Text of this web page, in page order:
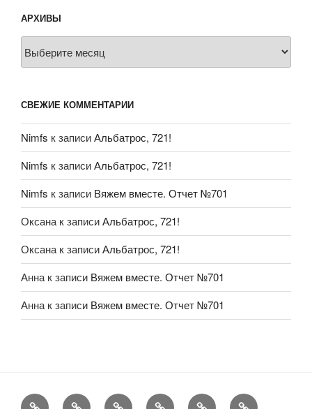
АРХИВЫ
СВЕЖИЕ КОММЕНТАРИИ
Nimfs к записиАльбатрос, 721!
Nimfs к записиАльбатрос, 721!
Nimfs к записи Вяжем вместе. Отчет №701
Оксана к записиАльбатрос, 721!
Оксана к записиАльбатрос, 721!
Анна к записи Вяжем вместе. Отчет №701
Анна к записи Вяжем вместе. Отчет №701
FAQ Рукоделие
А Мы КонкурсыОбменник